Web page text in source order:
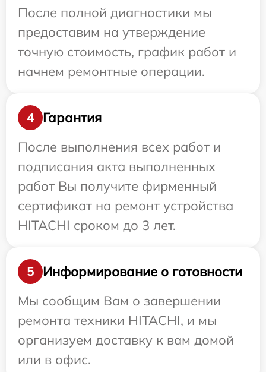
После полной диагностики мы
предоставим на утверждение
точную стоимость, график работ и
начнем ремонтные операции.
4
Гарантия
После выполнения всех работ и
подписания акта выполненных
работ Вы получите фирменный
сертификат на ремонт устройства
HITACHI сроком до 3 лет.
5
Информирование о готовности
Мы сообщим Вам о завершении
ремонта техники HITACHI, и мы
организуем доставку к вам домой
или в офис.